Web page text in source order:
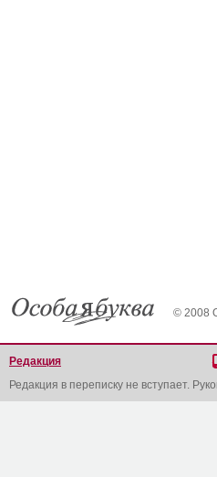
© 2008
Редакция
Редакция в переписку не вступает.